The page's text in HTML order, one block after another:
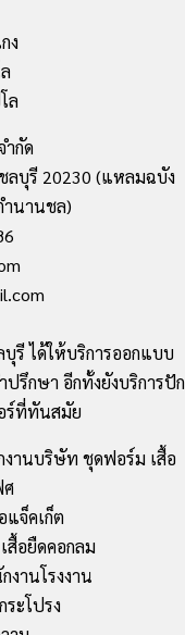
ง
ล
กัด
ลบุรี 20230 (แหลมฉบัง
นานชล)
รี ได้ให้บริการออกแบบ
รึกษา อีกทั้งยังบริการปัก
ร์ที่ทันสมัย
านบริษัท ชุดฟอร์ม เสื้อ
ศ
แจ็คเก็ต
สื้อยืดคอกลม
านโรงงาน
ระโปรง